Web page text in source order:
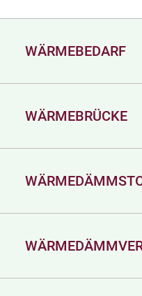
WÄRMEBEDARF
WÄRMEBRÜCKE